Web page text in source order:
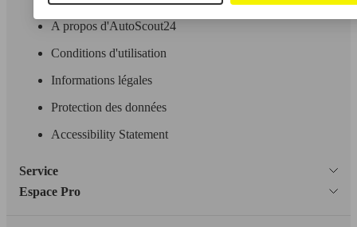
A propos d'AutoScout24
Conditions d'utilisation
Informations légales
Protection des données
Accessibility Statement
Service
Espace Pro